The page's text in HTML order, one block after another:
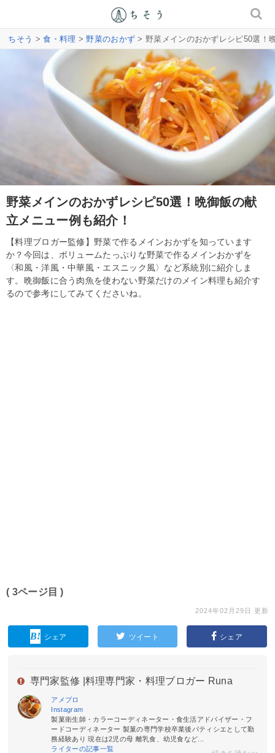
ちそう >食・料理 >野菜のおかず > 野菜メインのおかずレシピ50選！
野菜メインのおかずレシピ50選！晩御飯の献
立メニュー例も紹介！
【料理ブロガー監修】野菜で作るメインおかずを知っています
か？今回は、ボリュームたっぷりな野菜で作るメインおかずを
〈和風・洋風・中華風・エスニック風〉など系統別に紹介しま
す。晩御飯に合う肉魚を使わない野菜だけのメイン料理も紹介す
るので参考にしてみてくださいね。
( 3ページ目 )
2024年02月29日 更新
シェア ツイート シェア
専門家監修 | 料理専門家・料理ブロガー Runa
アメブロ
Instagram
製菓衛生師・カラーコーディネーター・食生活アドバイザー・フ
ードコーディネーター 製菓の専門学校卒業後パティシエとして勤
務経験あり 現在は2児の母 離乳食、幼児食など...
ライターの記事一覧